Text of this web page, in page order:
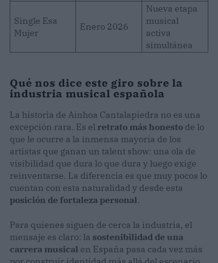
Single Esa
Mujer
Enero 2026
Nueva etapa
musical
activa
simultánea
Qué nos dice este giro sobre la
industria musical española
La historia de Ainhoa Cantalapiedra no es una
excepción rara. Es el retrato más honesto de lo
que le ocurre a la inmensa mayoría de los
artistas que ganan un talent show: una ola de
visibilidad que dura lo que dura y luego exige
reinventarse. La diferencia es que muy pocos lo
cuentan con esta naturalidad y desde esta
posición de fortaleza personal.
Para quienes siguen de cerca la industria, el
mensaje es claro: la sostenibilidad de una
carrera musical en España pasa cada vez más